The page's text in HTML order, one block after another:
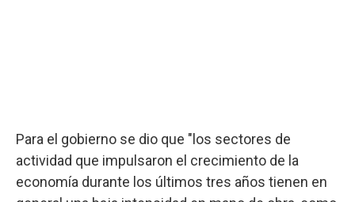
Para el gobierno se dio que "los sectores de
actividad que impulsaron el crecimiento de la
economía durante los últimos tres años tienen en